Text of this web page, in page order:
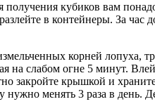
получения кубиков вам
в контейнеры. За
корней лопуха,
слабом огне 5 минут.
закройте крышкой и
менять 3 раза в день.